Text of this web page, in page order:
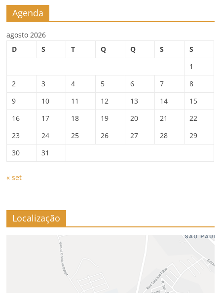
Agenda
agosto 2026
D
S T Q Q S
S
1
2
3 4 5 6 7
8
9
10 11 12 13 14
15
16
17 18 19 20 21
22
23
24 25 26 27 28
29
30
31
« set
Localização